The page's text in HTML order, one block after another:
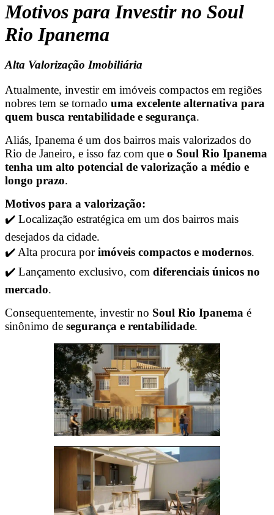
Motivos para Investir no Soul
Rio Ipanema
Alta Valorização Imobiliária
Atualmente, investir em imóveis compactos em regiões
nobres tem se tornado uma excelente alternativa para
quem busca rentabilidade e segurança.
Aliás, Ipanema é um dos bairros mais valorizados do
Rio de Janeiro, e isso faz com que o Soul Rio Ipanema
tenha um alto potencial de valorização a médio e
longo prazo.
Motivos para a valorização:
✔️ Localização estratégica em um dos bairros mais
desejados da cidade.
✔️ Alta procura porimóveis compactos e modernos.
✔️ Lançamento exclusivo, com diferenciais únicos no
mercado.
Consequentemente, investir no Soul Rio Ipanema é
sinônimo de segurança e rentabilidade.